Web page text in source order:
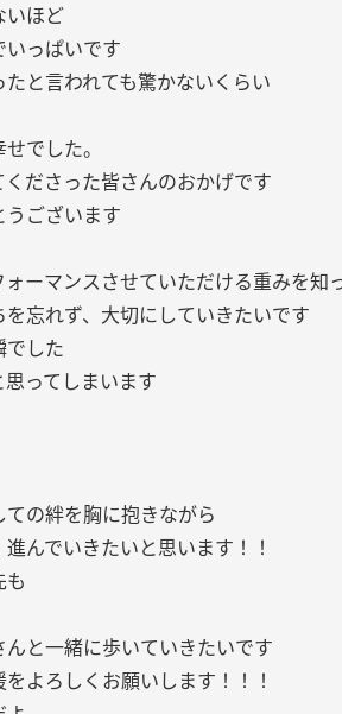
いほど
っぱいです
と言われても驚かないくらい
でした。
ださった皆さんのおかげです
ございます
ーマンスさせていただける重みを知
忘れず、大切にしていきたいです
でした
ってしまいます
の絆を胸に抱きながら
んでいきたいと思います！！
も
と一緒に歩いていきたいです
よろしくお願いします！！！